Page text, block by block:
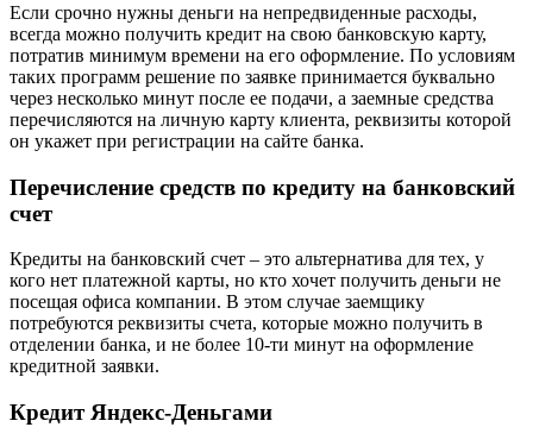
Если срочно нужны деньги на непредвиденные расходы,
всегда можно получить кредит на свою банковскую карту,
потратив минимум времени на его оформление. По условиям
таких программ решение по заявке принимается буквально
через несколько минут после ее подачи, а заемные средства
перечисляются на личную карту клиента, реквизиты которой
он укажет при регистрации на сайте банка.
Перечисление средств по кредиту на банковский
счет
Кредиты на банковский счет – это альтернатива для тех, у
кого нет платежной карты, но кто хочет получить деньги не
посещая офиса компании. В этом случае заемщику
потребуются реквизиты счета, которые можно получить в
отделении банка, и не более 10-ти минут на оформление
кредитной заявки.
Кредит Яндекс-Деньгами